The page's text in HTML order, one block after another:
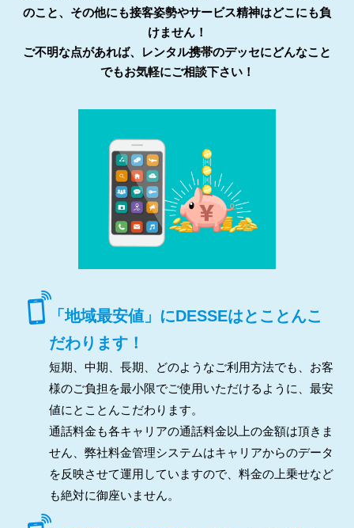
のこと、その他にも接客姿勢やサービス精神はどこにも負
けません！
ご不明な点があれば、レンタル携帯のデッセにどんなこと
でもお気軽にご相談下さい！
「地域最安値」にDESSEはとことんこ
だわります！
短期、中期、長期、どのようなご利用方法でも、お客
様のご負担を最小限でご使用いただけるように、最安
値にとことんこだわります。
通話料金も各キャリアの通話料金以上の金額は頂きま
せん、弊社料金管理システムはキャリアからのデータ
を反映させて運用していますので、料金の上乗せなど
も絶対に御座いません。